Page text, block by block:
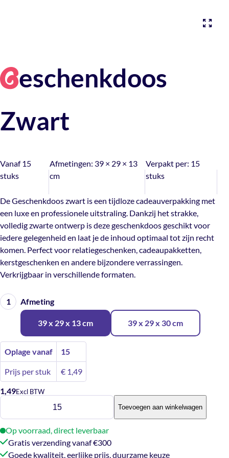
Geschenkdoos
Zwart
Vanaf 15
stuks
Afmetingen: 39 × 29 × 13
cm
Verpakt per: 15
stuks
De Geschenkdoos zwart is een tijdloze cadeauverpakking met
een luxe en professionele uitstraling. Dankzij het strakke,
volledig zwarte ontwerp is deze geschenkdoos geschikt voor
iedere gelegenheid en laat je de inhoud optimaal tot zijn recht
komen. Perfect voor relatiegeschenken, cadeaupakketten,
kerstgeschenken en andere bijzondere verrassingen.
Verkrijgbaar in verschillende formaten.
Afmeting
39 x 29 x 13 cm 39 x 29 x 30 cm
Oplage vanaf 15
Prijs per stuk €1,49
1,49Excl BTW
Geschenkdoos
Toevoegen aan winkelwagen
Op voorraad, direct leverbaar
Gratis verzending vanaf €300
Goede kwaliteit, eerlijke prijs, duurzame keuze